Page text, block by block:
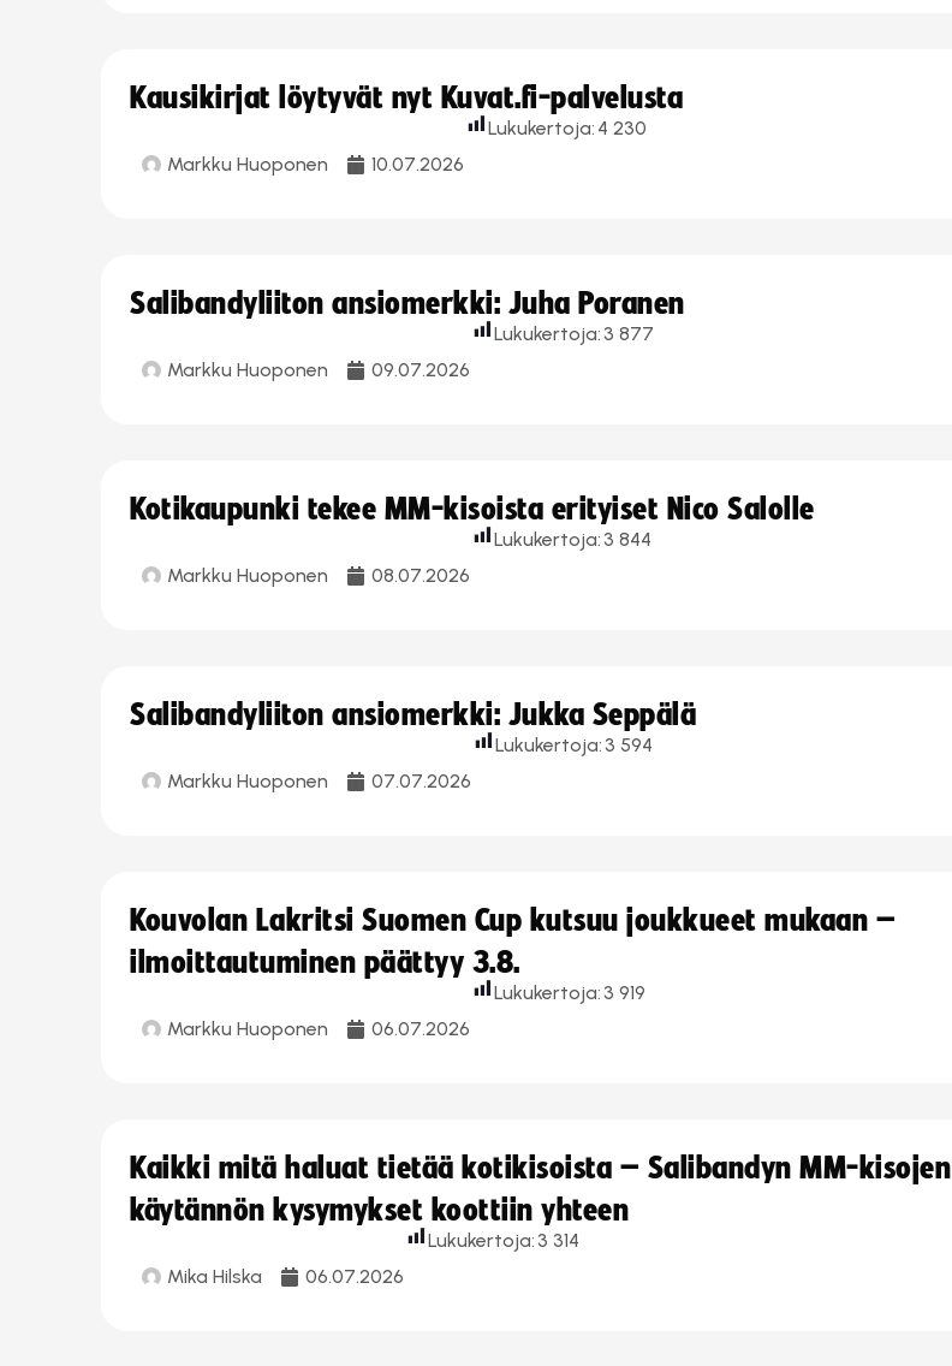
Kausikirjat löytyvät nyt Kuvat.fi-palvelusta
Markku Huoponen 10.07.2026
Lukukertoja: 4 230
Salibandyliiton ansiomerkki: Juha Poranen
Markku Huoponen 09.07.2026
Lukukertoja: 3 877
Kotikaupunki tekee MM-kisoista erityiset Nico Salolle
Markku Huoponen 08.07.2026
Lukukertoja: 3 844
Salibandyliiton ansiomerkki: Jukka Seppälä
Markku Huoponen 07.07.2026
Lukukertoja: 3 594
Kouvolan Lakritsi Suomen Cup kutsuu joukkueet mukaan –
ilmoittautuminen päättyy 3.8.
Markku Huoponen 06.07.2026
Lukukertoja: 3 919
Kaikki mitä haluat tietää kotikisoista – Salibandyn MM-kisojen
käytännön kysymykset koottiin yhteen
Mika Hilska 06.07.2026
Lukukertoja: 3 314